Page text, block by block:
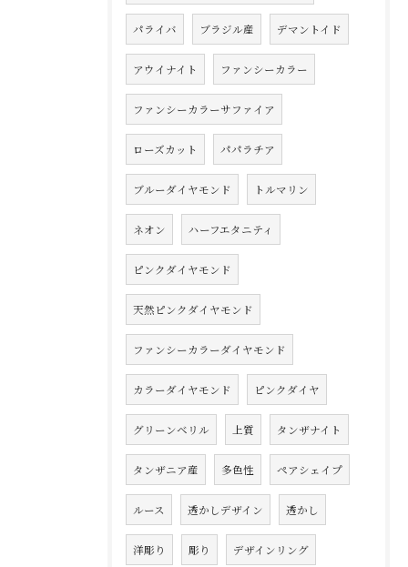
パライバ ブラジル産 デマントイド
アウイナイト ファンシーカラー
ファンシーカラーサファイア
ローズカット パパラチア
ブルーダイヤモンド トルマリン
ネオン ハーフエタニティ
ピンクダイヤモンド
天然ピンクダイヤモンド
ファンシーカラーダイヤモンド
カラーダイヤモンド ピンクダイヤ
グリーンベリル 上質 タンザナイト
タンザニア産 多色性 ペアシェイプ
ルース 透かしデザイン 透かし
洋彫り 彫り デザインリング